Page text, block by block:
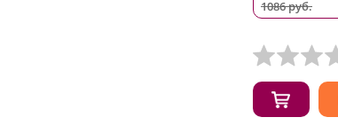
1086 руб.